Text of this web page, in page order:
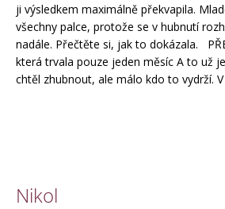
ji výsledkem maximálně překvapila.
všechny palce, protože se v hubnutí
nadále. Přečtěte si, jak to dokázala.
která trvala pouze jeden měsíc A to už
chtěl zhubnout, ale málo kdo to vydrží.
Nikol